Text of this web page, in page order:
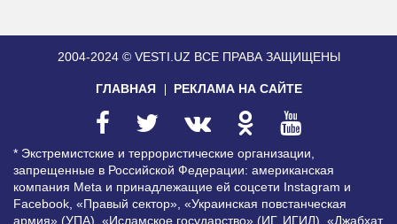
2004-2024 © VESTI.UZ ВСЕ ПРАВА ЗАЩИЩЕНЫ
ГЛАВНАЯ РЕКЛАМА НА САЙТЕ
* Экстремистские и террористические организации,
запрещенные в Российской Федерации: американская
компания Meta и принадлежащие ей соцсети Instagram и
Facebook, «Правый сектор», «Украинская повстанческая
армия» (УПА), «Исламское государство» (ИГ, ИГИЛ), «Джабхат